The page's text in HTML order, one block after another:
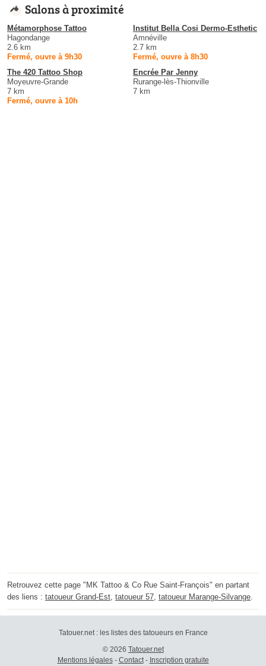
Salons à proximité
Métamorphose Tattoo
Hagondange
2.6 km
Fermé, ouvre à 9h30
Institut Bella Cosi Dermo-Esthetic
Amnéville
2.7 km
Fermé, ouvre à 8h30
The 420 Tattoo Shop
Moyeuvre-Grande
7 km
Fermé, ouvre à 10h
Encrée Par Jenny
Rurange-lès-Thionville
7 km
Retrouvez cette page "MK Tattoo & Co Rue Saint-François" en partant
des liens : tatoueur Grand-Est, tatoueur 57, tatoueur Marange-Silvange.
Tatouer.net : les listes des tatoueurs en France
© 2026 Tatouer.net
Mentions légales- Contact- Inscription gratuite